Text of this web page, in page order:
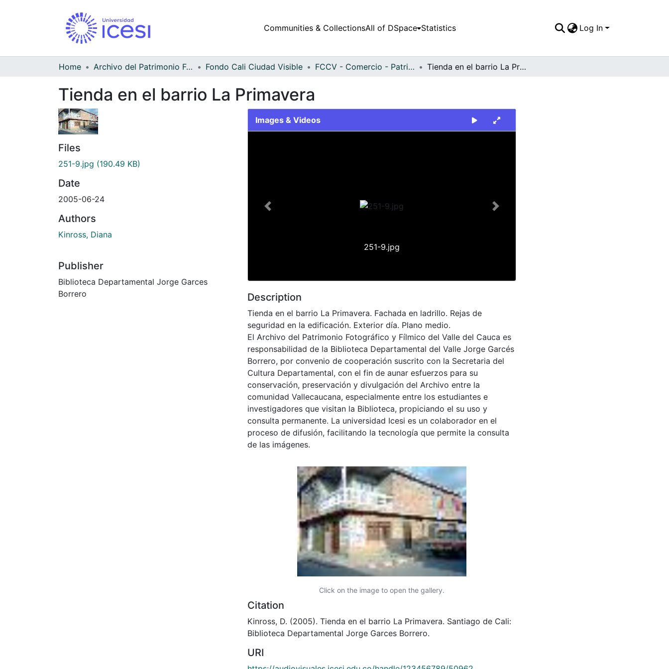
Communities & CollectionsAll of DSpace Statistics Log In
Home Archivo del Patrimonio Fotográfico y Fílmico del Valle del Cauca Fondo Cali Ciudad Visible FCCV - Comercio - Patrimonial Tienda en el barrio La Primavera
Tienda en el barrio La Primavera
Files
251-9.jpg (190.49 KB)
Date
2005-06-24
Authors
Kinross, Diana
Publisher
Biblioteca Departamental Jorge Garces
Borrero
Images & Videos
251-9.jpg
Previous Next
Description
Tienda en el barrio La Primavera. Fachada en ladrillo. Rejas de
seguridad en la edificación. Exterior día. Plano medio.
El Archivo del Patrimonio Fotográfico y Fílmico del Valle del Cauca es
responsabilidad de la Biblioteca Departamental del Valle Jorge Garcés
Borrero, por convenio de cooperación suscrito con la Secretaria del
Cultura Departamental, con el fin de aunar esfuerzos para su
conservación, preservación y divulgación del Archivo entre la
comunidad Vallecaucana, especialmente entre los estudiantes e
investigadores que visitan la Biblioteca, propiciando el su uso y
consulta permanente. La universidad Icesi es un colaborador en el
proceso de difusión, facilitando la tecnología que permite la consulta
de las imágenes.
Click on the image to open the gallery.
Citation
Kinross, D. (2005). Tienda en el barrio La Primavera. Santiago de Cali:
Biblioteca Departamental Jorge Garces Borrero.
URI